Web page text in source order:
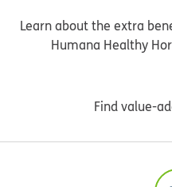
Learn about the extra
Humana Healthy
Find value-